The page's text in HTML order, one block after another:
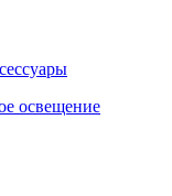
освещение